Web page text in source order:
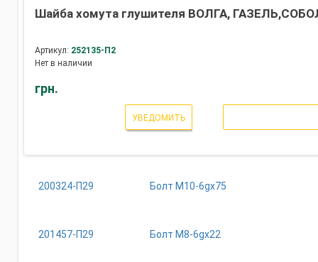
Шайба хомута глушителя ВОЛГА,
Артикул: 252135-П2
Нет в наличии
грн.
УВЕДОМИТЬ
200324-П29 Болт М10-6gх75
201457-П29 Болт М8-6gх22